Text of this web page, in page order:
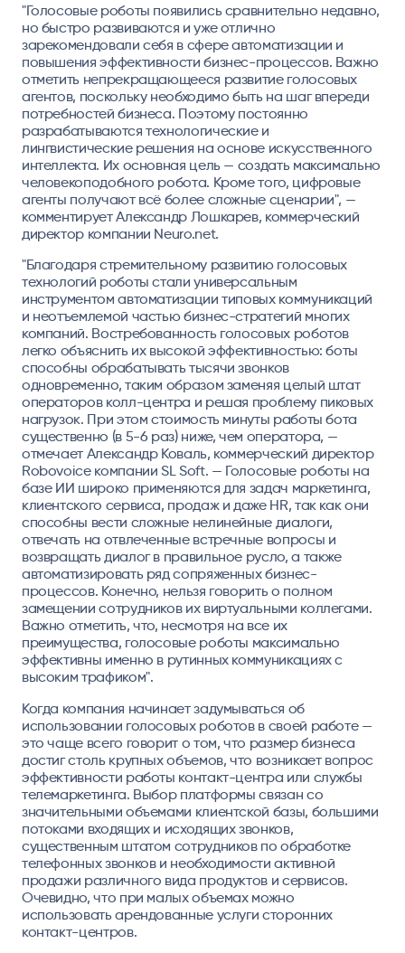
"Голосовые роботы появились сравнительно недавно,
но быстро развиваются и уже отлично
зарекомендовали себя в сфере автоматизации и
повышения эффективности бизнес-процессов. Важно
отметить непрекращающееся развитие голосовых
агентов, поскольку необходимо быть на шаг впереди
потребностей бизнеса. Поэтому постоянно
разрабатываются технологические и
лингвистические решения на основе искусственного
интеллекта. Их основная цель — создать максимально
человекоподобного робота. Кроме того, цифровые
агенты получают всё более сложные сценарии", —
комментирует Александр Лошкарев, коммерческий
директор компании Neuro.net.
"Благодаря стремительному развитию голосовых
технологий роботы стали универсальным
инструментом автоматизации типовых коммуникаций
и неотъемлемой частью бизнес-стратегий многих
компаний. Востребованность голосовых роботов
легко объяснить их высокой эффективностью: боты
способны обрабатывать тысячи звонков
одновременно, таким образом заменяя целый штат
операторов колл-центра и решая проблему пиковых
нагрузок. При этом стоимость минуты работы бота
существенно (в 5-6 раз) ниже, чем оператора, —
отмечает Александр Коваль, коммерческий директор
Robovoice компании SL Soft. — Голосовые роботы на
базе ИИ широко применяются для задач маркетинга,
клиентского сервиса, продаж и даже HR, так как они
способны вести сложные нелинейные диалоги,
отвечать на отвлеченные встречные вопросы и
возвращать диалог в правильное русло, а также
автоматизировать ряд сопряженных бизнес-
процессов. Конечно, нельзя говорить о полном
замещении сотрудников их виртуальными коллегами.
Важно отметить, что, несмотря на все их
преимущества, голосовые роботы максимально
эффективны именно в рутинных коммуникациях с
высоким трафиком".
Когда компания начинает задумываться об
использовании голосовых роботов в своей работе —
это чаще всего говорит о том, что размер бизнеса
достиг столь крупных объемов, что возникает вопрос
эффективности работы контакт-центра или службы
телемаркетинга. Выбор платформы связан со
значительными объемами клиентской базы, большими
потоками входящих и исходящих звонков,
существенным штатом сотрудников по обработке
телефонных звонков и необходимости активной
продажи различного вида продуктов и сервисов.
Очевидно, что при малых объемах можно
использовать арендованные услуги сторонних
контакт-центров.